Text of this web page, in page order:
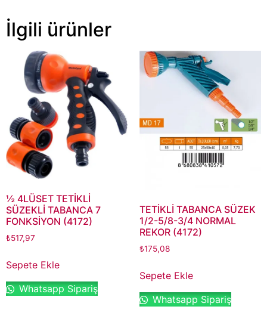
İlgili ürünler
½ 4LÜSET TETİKLİ
SÜZEKLİ TABANCA 7
FONKSİYON (4172)
₺517,97
Sepete Ekle
Whatsapp Sipariş
TETİKLİ TABANCA SÜZEK
1/2-5/8-3/4 NORMAL
REKOR (4172)
₺175,08
Sepete Ekle
Whatsapp Sipariş